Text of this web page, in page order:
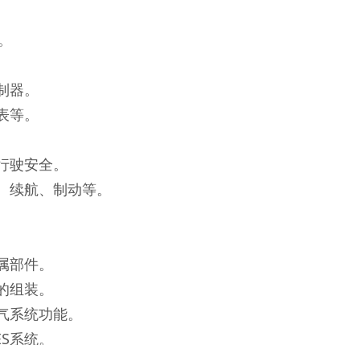
。
。
安全。
航、制动等。
件。
装。
统功能。
统。